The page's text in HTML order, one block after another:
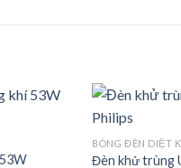
BÓNG ĐÈN DIỆT
Đèn khử trùng